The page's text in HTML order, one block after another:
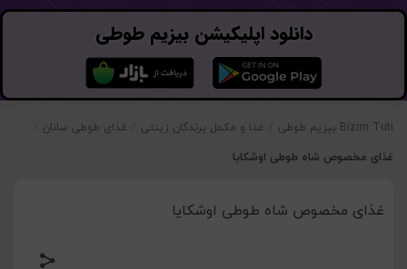
دانلود اپلیکیشن بیزیم طوطی
Bizim Tuti بیزیم طوطی غذا و مکمل پرندگان زینتی غذای طوطی سانان
غذای مخصوص شاه طوطی اوشکایا
غذای مخصوص شاه طوطی اوشکایا